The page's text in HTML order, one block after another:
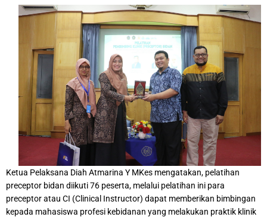
Ketua Pelaksana Diah Atmarina Y MKes mengatakan, pelatihan
preceptor bidan diikuti 76 peserta, melalui pelatihan ini para
preceptor atau CI (Clinical Instructor) dapat memberikan bimbingan
kepada mahasiswa profesi kebidanan yang melakukan praktik klinik